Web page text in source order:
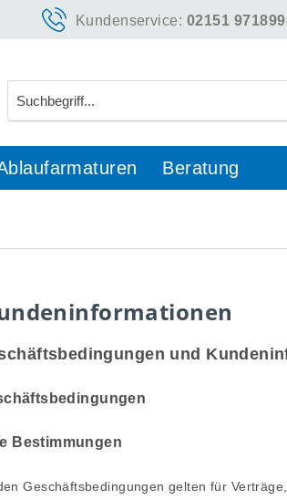
Kundenservice: 02151
Beratung
und
Bestimmungen
Geschäftsbedingungen gelten für